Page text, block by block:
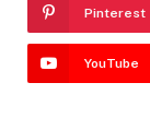
Pinterest
YouTube